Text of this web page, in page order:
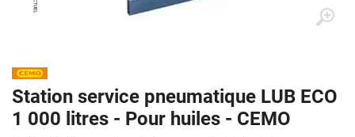
Station service pneumatique LUB ECO
1 000 litres - Pour huiles - CEMO